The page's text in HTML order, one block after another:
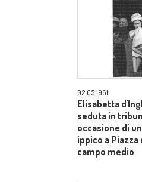
02.05.1961
Elisabetta
seduta in
occasione di
ippico a Piazza
campo medio